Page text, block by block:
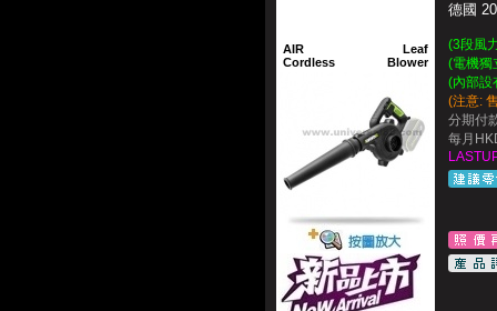
AIR
Cordless
Leaf
Blower
德國
(3段風
(電機獨
(內部設
(注意:
分期付
每月